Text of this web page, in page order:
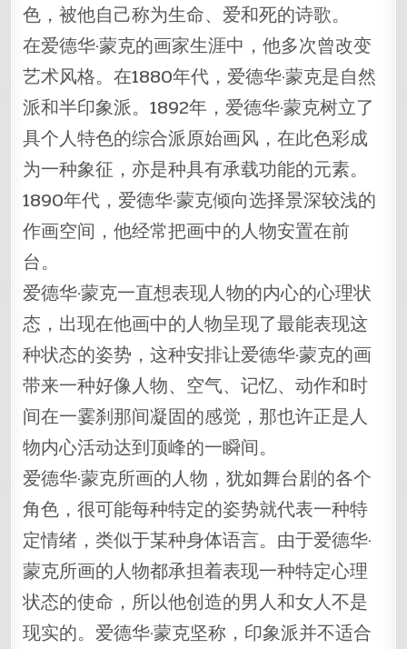
色，被他自己称为生命、爱和死的诗歌。
在爱德华·蒙克的画家生涯中，他多次曾改变
艺术风格。在1880年代，爱德华·蒙克是自然
派和半印象派。1892年，爱德华·蒙克树立了
具个人特色的综合派原始画风，在此色彩成
为一种象征，亦是种具有承载功能的元素。
1890年代，爱德华·蒙克倾向选择景深较浅的
作画空间，他经常把画中的人物安置在前
台。
爱德华·蒙克一直想表现人物的内心的心理状
态，出现在他画中的人物呈现了最能表现这
种状态的姿势，这种安排让爱德华·蒙克的画
带来一种好像人物、空气、记忆、动作和时
间在一霎刹那间凝固的感觉，那也许正是人
物内心活动达到顶峰的一瞬间。
爱德华·蒙克所画的人物，犹如舞台剧的各个
角色，很可能每种特定的姿势就代表一种特
定情绪，类似于某种身体语言。由于爱德华·
蒙克所画的人物都承担着表现一种特定心理
状态的使命，所以他创造的男人和女人不是
现实的。爱德华·蒙克坚称，印象派并不适合